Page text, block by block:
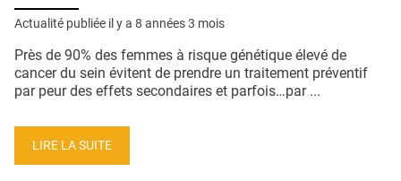
Actualité publiée il y a 8 années 3 mois
Près de 90% des femmes à risque génétique élevé de
cancer du sein évitent de prendre un traitement préventif
par peur des effets secondaires et parfois…par ...
LIRE LA SUITE